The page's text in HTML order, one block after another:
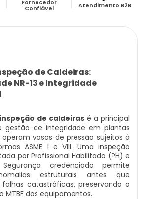
Venda
Vertical
Horizontal
A Gás
Inspecionam Caldeiras
A Vapor
E Vasos De Pressão
Caldeiras Flamotubulares
Caldeiras Preço
Caldeiras Profissional
Fazem Montagem De
Caldeiraria
Caldeiraria E Montagem
Montagem De Caldeiras
De Caldeiras
Industrial A Venda
Para Cozinha Industrial
Para Sauna
Pequena
Vertical
A Gás
Natural Preço
Preço
Roca
Usada
A Gás
Central A Gás
A Gás
Fornecedor
Confiável Atendimento B2B
de Caldeiras:
NR-13 e Integridade
de caldeirasé a principal
gestão de integridade em plantas
vasos de pressão sujeitos à
ASME I e VIII. Uma inspeção
por Profissional Habilitado (PH) e
credenciado permite
estruturais antes que
catastróficas, preservando o
MTBF dos equipamentos.